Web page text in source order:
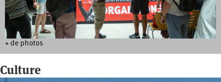
+ de photos
Culture